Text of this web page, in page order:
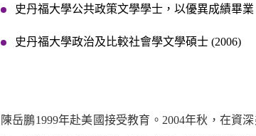
史丹福大學公共政策文學學士，以優異成績畢
史丹福大學政治及比較社會學文學碩士 (2006)
陳岳鵬1999年赴美國接受教育。2004年秋，在資